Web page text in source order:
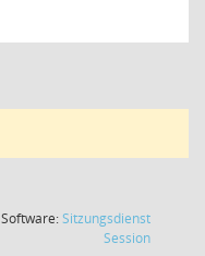
Software:Sitzungsdienst
Session(Wird in